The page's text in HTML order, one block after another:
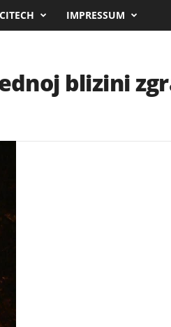
IMPRESSUM
blizini